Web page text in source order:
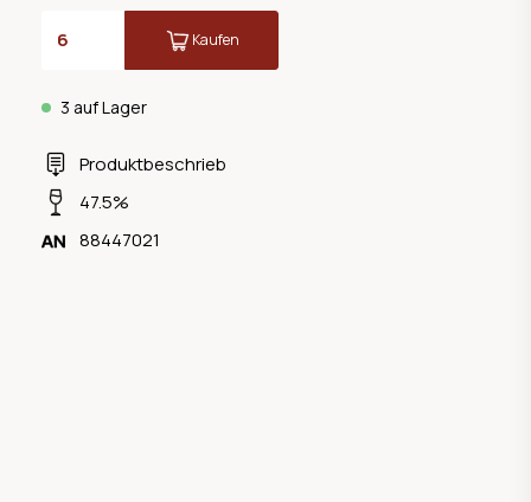
Produktbeschrieb
47.5%
88447021
3 auf Lager
Kaufen